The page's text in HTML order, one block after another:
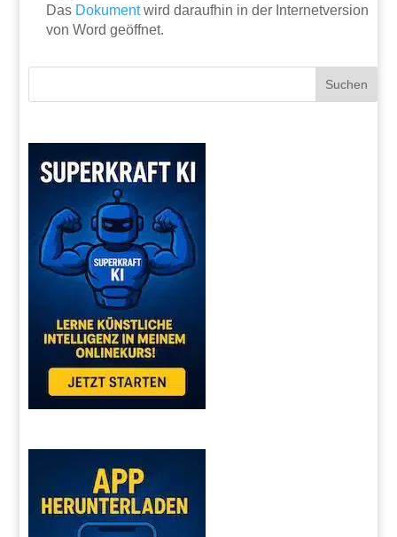
Das Dokumentwird daraufhin in der Internetversion
von Word geöffnet.